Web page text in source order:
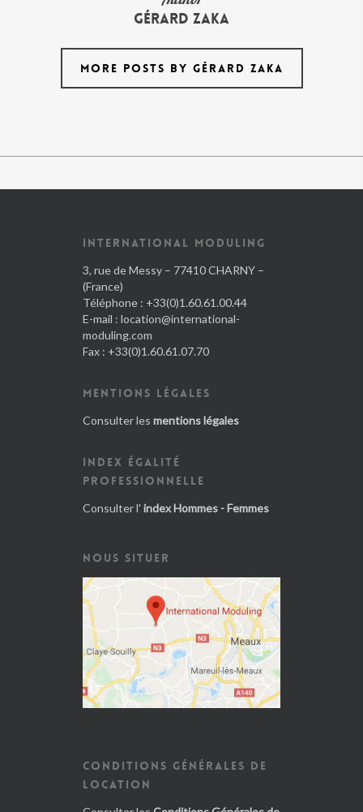
Gérard Zaka
MORE POSTS BY GÉRARD ZAKA
INTERNATIONAL MODULING
3, rue de Messy – 77410 CHARNY –
(France)
Téléphone : +33(0)1.60.61.00.44
E-mail : location@international-
moduling.com
Fax : +33(0)1.60.61.07.70
MENTIONS LÉGALES
Consulter les mentions légales
INDEX ÉGALITÉ
PROFESSIONNELLE
Consulter l' index Hommes - Femmes
NOUS SITUER
CONDITIONS GÉNÉRALES DE
LOCATION